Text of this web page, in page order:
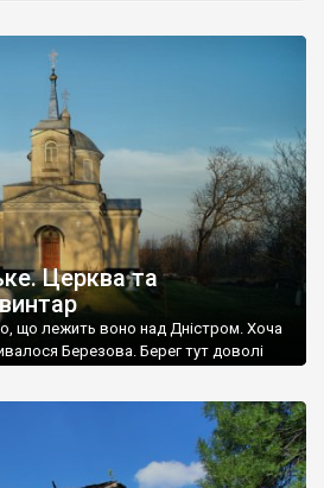
хрестами. Всі епітафії, які
церковнослов’янською
ознаками – цвинтар
19 століттям. У 1924-1940
Церква та
що лежить воно над Дністром. Хоча
Березова. Берег тут доволі
від більшості навколишніх
церква. Точної дати […]